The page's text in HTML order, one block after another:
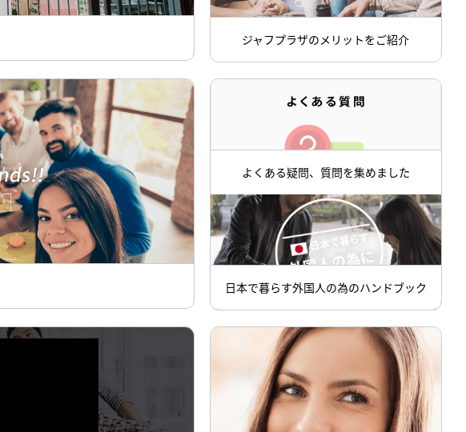
ジャフプラザのメリットをご紹介
よくある疑問、質問を集めました
日本で暮らす外国人の為のハンドブック